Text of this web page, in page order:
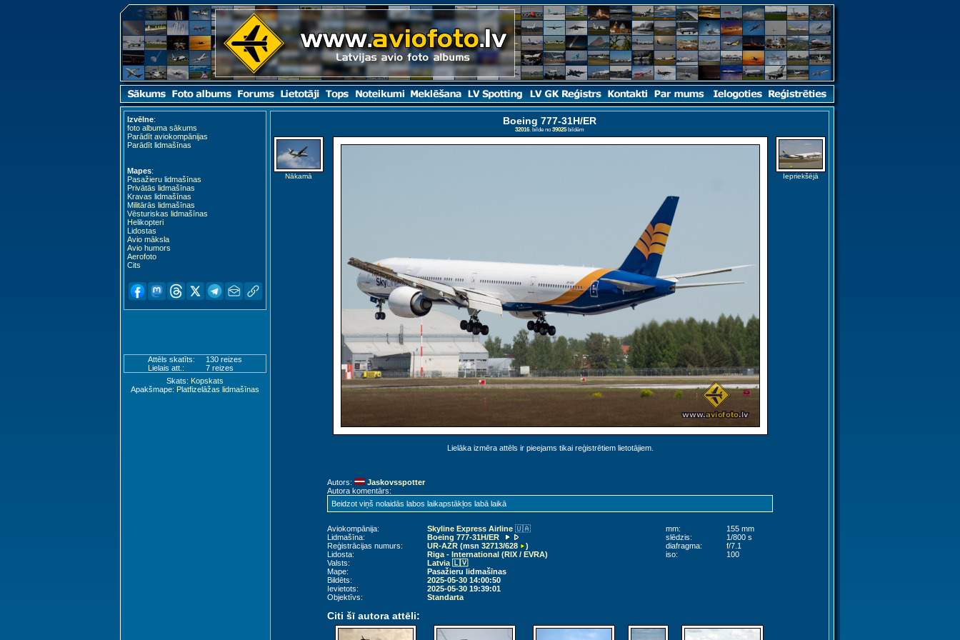
Izvēlne:
foto albuma sākums
Parādīt aviokompānijas
Parādīt lidmašīnas
Mapes:
Pasažieru lidmašīnas
Privātās lidmašīnas
Kravas lidmašīnas
Militārās lidmašīnas
Vēsturiskas lidmašīnas
Helikopteri
Lidostas
Avio māksla
Avio humors
Aerofoto
Cits
Attēls skatīts:
130 reizes
Lielais att.:
7 reizes
Skats: Kopskats
Apakšmape: Platfizelāžas lidmašīnas
Boeing 777-31H/ER
32016. bilde no 39025bildēm
Nākamā
Lielāka izmēra attēls ir pieejams tikai reģistrētiem lietotājiem.
Iepriekšējā
Autors:
Jaskovsspotter
Autora komentārs:
Beidzot viņš nolaidās labos laikapstākļos labā laikā
Aviokompānija: Skyline Express Airline 🇺🇦
Lidmašīna:
Boeing 777-31H/ER
Reģistrācijas numurs:
UR-AZR(msn 32713/628
)
Lidosta:
Riga - International (RIX / EVRA)
Valsts:
Latvia 🇱🇻
Mape:
Pasažieru lidmašīnas
Bildēts:
2025-05-3014:00:50
Ievietots:
2025-05-3019:39:01
Objektīvs:
Standarta
mm:
155 mm
slēdzis:
1/800 s
diafragma:
f/7.1
iso:
100
Citi šī autora attēli: